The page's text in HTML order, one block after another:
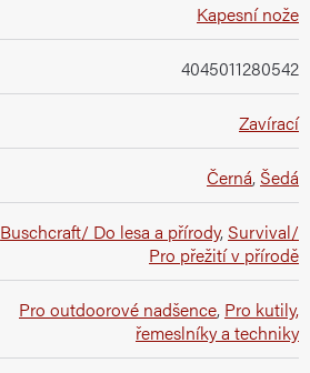
Kapesní nože
4045011280542
Zavírací
Černá, Šedá
Buschcraft/ Do lesa a přírody, Survival/
Pro přežití v přírodě
Pro outdoorové nadšence, Pro kutily,
řemeslníky a techniky